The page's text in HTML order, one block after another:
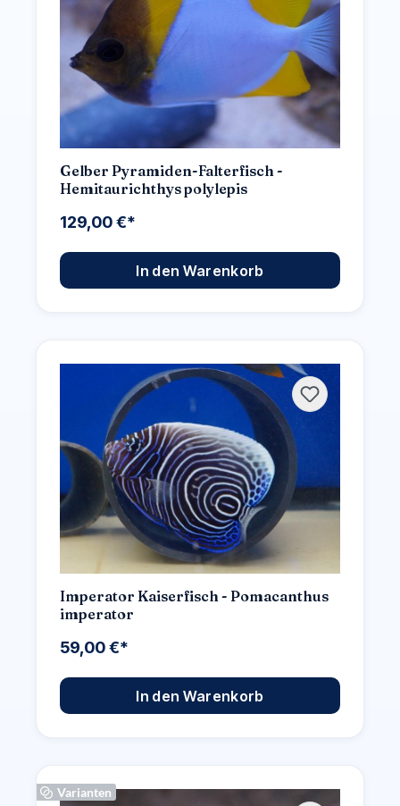
Gelber Pyramiden-Falterfisch -
Hemitaurichthys polylepis
129,00 €*
In den Warenkorb
Imperator Kaiserfisch - Pomacanthus
imperator
59,00 €*
In den Warenkorb
Varianten